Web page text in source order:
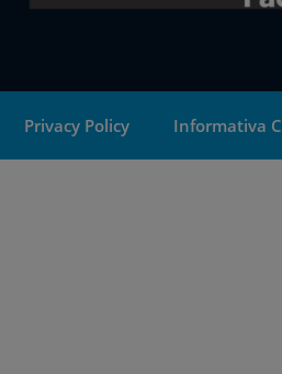
Privacy Policy Informativa